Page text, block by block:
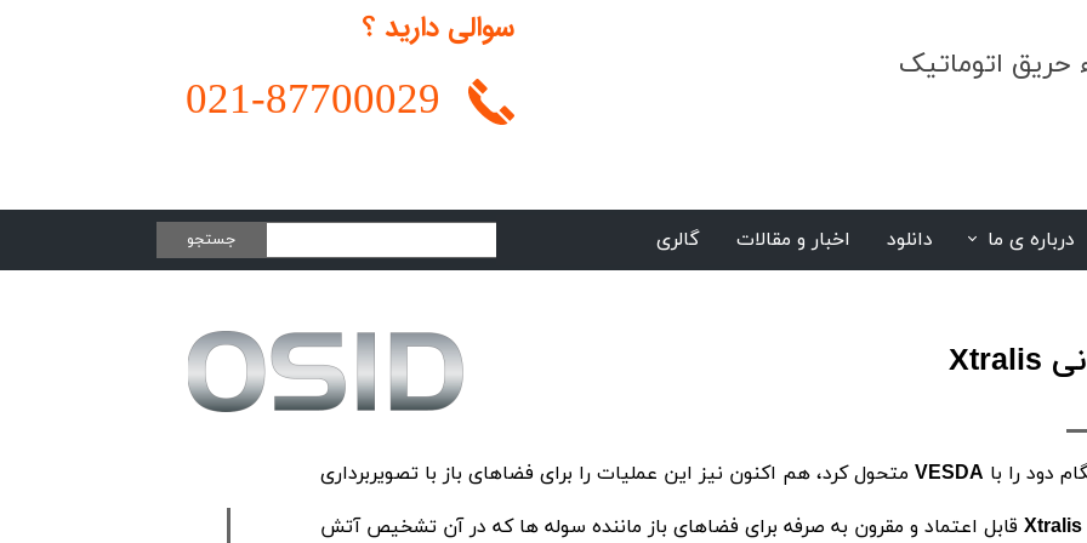
حریق اتوماتیک
سوالی دارید ؟
021-87700029
درباره ی ما دانلود اخبار و مقالات گالری جستجو
دود را با VESDAمتحول کرد، هم اکنون نیز این عملیات را برای فضاهای باز با تصویربرداری
Xtralisقابل اعتماد و مقرون به صرفه برای فضاهای باز ماننده سوله ها که در آن تشخیص آتش
Xtralis